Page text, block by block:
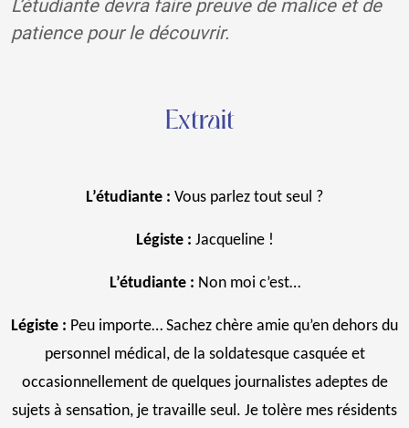
L’étudiante devra faire preuve de malice et de
patience pour le découvrir.
Extrait
L’étudiante : Vous parlez tout seul ?
Légiste : Jacqueline !
L’étudiante : Non moi c’est…
Légiste : Peu importe… Sachez chère amie qu’en dehors du
personnel médical, de la soldatesque casquée et
occasionnellement de quelques journalistes adeptes de
sujets à sensation, je travaille seul. Je tolère mes résidents